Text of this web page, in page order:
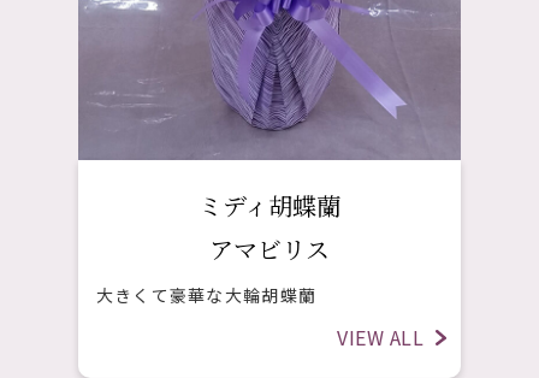
ミディ胡蝶蘭
アマビリス
大きくて豪華な大輪胡蝶蘭
VIEW ALL